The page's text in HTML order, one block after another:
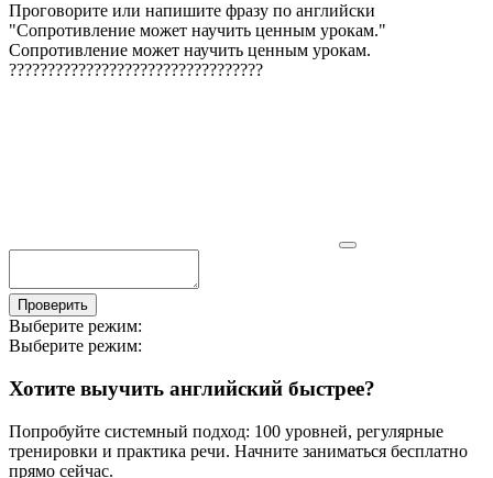
Проговорите или напишите фразу по английски
"Сопротивление может научить ценным урокам."
Сопротивление может научить ценным урокам.
?????????????????????????????????
Проверить
Выберите режим:
Выберите режим:
Хотите выучить английский быстрее?
Попробуйте системный подход: 100 уровней, регулярные
тренировки и практика речи. Начните заниматься бесплатно
прямо сейчас.